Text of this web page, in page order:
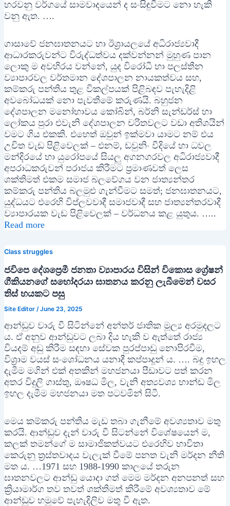
හරවනු වර්ගයේ සාමවාදයෙන් ද සංසිඳුවීමට නො හැකි
වනු ඇත. ….
ගාසාවේ ජනඝාතනයට හා ඊශ්‍රායලයේ අධිරාජ්‍යවාදී
ආධාරකරුවන්ට විරුද්ධත්වය දක්වන්නන් මුහුණ පාන
ලොකු ම අවහිරය වන්නේ, යුද විරෝධී හා පලස්තීන
ව්‍යාපාරවල වර්තමාන දේශපාලන නායකත්වය සහ,
කම්කරු පන්තිය තුළ විකල්පයක් පිළිබඳව පැහැදිළි
අවබෝධයක් නො පැවතීමේ කරුණයි. බහුජන
දේශපාලන මනෝභාවය කෝබින්, බර්නි සැන්ඩර්ස් හා
ලෝකය පුරා එවැනි දේශපාලන චරිතවලට වඩා අතිශයින්
වමට ගිය එකකි. එහෙත් ඔවුන් ඉක්මවා යාමට නම් එය
උචිත වැඩ පිළිවෙලක් – එනම්, ඩවුනිං වීදියේ හා ධවල
මන්දිරයේ හා යුරෝපයේ සියලු අගනගරවල අධිරාජ්‍යවාදී
අපරාධකරුවන් පරාජය කිරීමට ප්‍රමාණවත් ලෙස
ශක්තිමත් එකම සමාජ බලවේගය වන ජාත්‍යන්තර
කම්කරු පන්තිය බලමුළු ගැන්වීමට සමත්; ජනඝාතනයට,
යුද්ධයට එරෙහි විප්ලවවාදී සමාජවාදී සහ ජාත්‍යන්තරවාදී
ව්‍යාපාරයක වැඩ පිළිවෙලක් – වර්ධනය කළ යුතුය. …..
Read more
Class struggles
ජවිපෙ දේශප්‍රෙමී ජනතා ව්‍යාපාරය විසින් විකොස ග්‍රේෂන්
ගීකියනගේ සහෝදරයා ඝාතනය කරනු ලැබීමෙන් වසර
තිස් හයකට පසු
Site Editor /June 23, 2025
ආන්ඩුව වාරු වී සිටින්නේ අන්තර් ජාතික මූල්‍ය අරමුදලට
ය. ඒ අනුව ආන්ඩුවට ලබා දිය හැකි ව ඇත්තේ රාජ්‍ය
වියදම් අඩු කිරීම සඳහා සේවක පුරප්පාඩු නොපිරවීම,
විශ්‍රාම වයස් සංශෝධනය යනාදී කප්පාදූන් ය. …. බදු ඉහල
දැමීම මගින් එක් අතකින් මහජනයා පීඩාවට පත් කරන
අතර විදුලි ගාස්තු, ඖෂධ මිල, වැනි අත්‍යවශ්‍ය භාන්ඩ මිල
ඉහල දැමීම මහජනයා මත පටවමින් සිටී.
මෙය කම්කරු පන්තිය මැඩ තබා ගැනීමේ අවශ්‍යතාව මතු
කරයි. ආන්ඩුව දැන් වාරු වී සිටන්නේ විශේෂයෙන් ම,
කලක් තමන්ගේ ම සාමාජිකත්වයට එරෙහිව භාවිතා
කෙරුනු ත්‍රස්තවාදය වැලැක් වීමේ පනත වැනි මර්දන නීති
මත ය. …1971 සහ 1988-1990 කාලයේ තරුන
ඝාතනවලට ආන්ඩු යොදා ගත් මෙම මර්දන අනපනත් සහ
ක්‍රියාමාර්ග තව තවත් ශක්තිමත් කිරීමේ අවශ්‍යතාව මේ
ආන්ඩුව හමුවේ පැහැදිලිව මතු වී ඇත.